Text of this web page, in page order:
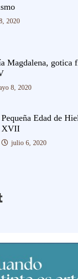
2020
Magdalena, gotica
8, 2020
Pequeña Edad de
XVII
julio 6, 2020